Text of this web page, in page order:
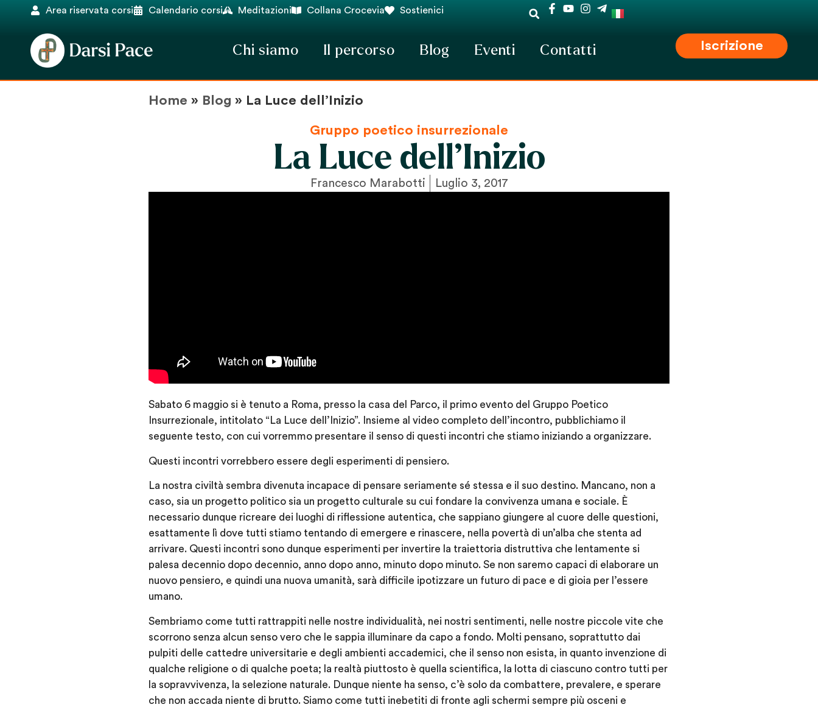
Area riservata corsi Calendario corsi Meditazioni Collana Crocevia Sostienici
Chi siamo Il percorso Blog Eventi Contatti Iscrizione
Home » Blog » La Luce dell’Inizio
Gruppo poetico insurrezionale
La Luce dell’Inizio
Francesco Marabotti Luglio 3, 2017
Sabato 6 maggio si è tenuto a Roma, presso la casa del Parco, il primo evento del Gruppo Poetico
Insurrezionale, intitolato “La Luce dell’Inizio”. Insieme al video completo dell’incontro, pubblichiamo il
seguente testo, con cui vorremmo presentare il senso di questi incontri che stiamo iniziando a organizzare.
Questi incontri vorrebbero essere degli esperimenti di pensiero.
La nostra civiltà sembra divenuta incapace di pensare seriamente sé stessa e il suo destino. Mancano, non a
caso, sia un progetto politico sia un progetto culturale su cui fondare la convivenza umana e sociale. È
necessario dunque ricreare dei luoghi di riflessione autentica, che sappiano giungere al cuore delle questioni,
esattamente lì dove tutti stiamo tentando di emergere e rinascere, nella povertà di un’alba che stenta ad
arrivare. Questi incontri sono dunque esperimenti per invertire la traiettoria distruttiva che lentamente si
palesa decennio dopo decennio, anno dopo anno, minuto dopo minuto. Se non saremo capaci di elaborare un
nuovo pensiero, e quindi una nuova umanità, sarà difficile ipotizzare un futuro di pace e di gioia per l’essere
umano.
Sembriamo come tutti rattrappiti nelle nostre individualità, nei nostri sentimenti, nelle nostre piccole vite che
scorrono senza alcun senso vero che le sappia illuminare da capo a fondo. Molti pensano, soprattutto dai
pulpiti delle cattedre universitarie e degli ambienti accademici, che il senso non esista, in quanto invenzione di
qualche religione o di qualche poeta; la realtà piuttosto è quella scientifica, la lotta di ciascuno contro tutti per
la sopravvivenza, la selezione naturale. Dunque niente ha senso, c’è solo da combattere, prevalere, e sperare
che non accada niente di brutto. Siamo come tutti inebetiti di fronte agli schermi sempre più osceni e